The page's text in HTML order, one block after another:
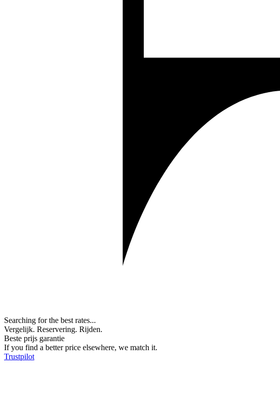
Searching for the best rates...
Vergelijk. Reservering. Rijden.
Beste prijs garantie
If you find a better price elsewhere, we match it.
Trustpilot